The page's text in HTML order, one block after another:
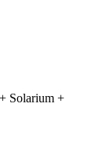
Solarium +